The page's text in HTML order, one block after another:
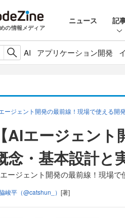
の情報メディア
ニュース 記
AI アプリケーション開発
ージェント開発の最前線！現場で使える開
【AIエージェン
念・基本設計と
ージェント開発の最前線！現場
峻平（@catshun_） [著]